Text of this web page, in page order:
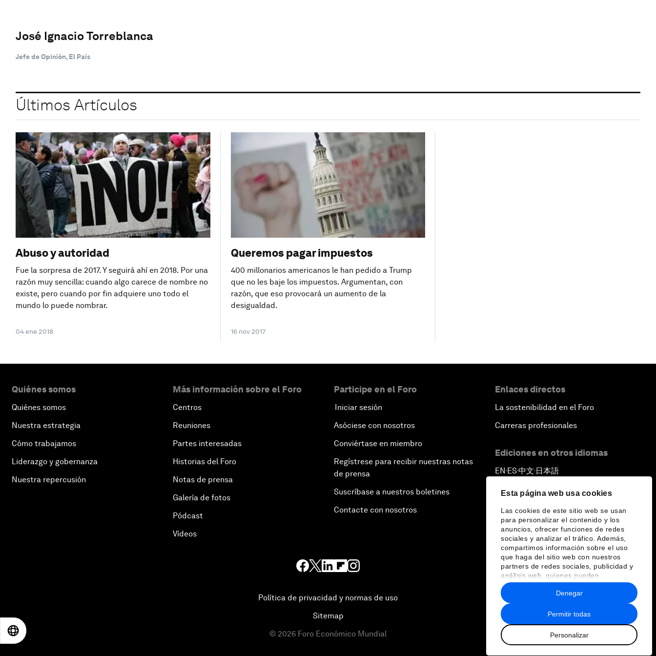
Esta página web usa cookies
Las cookies de este sitio web se usan
para personalizar el contenido y los
anuncios, ofrecer funciones de redes
sociales y analizar el tráfico. Además,
compartimos información sobre el uso
que haga del sitio web con nuestros
partners de redes sociales, publicidad y
análisis web, quienes pueden
combinarla con otra información que les
haya proporcionado o que hayan
recopilado a partir del uso que haya
hecho de sus servicios.
Permitir todas
Personalizar
Denegar
José Ignacio Torreblanca
Jefe de Opinión, El País
Últimos Artículos
Abuso y autoridad
Fue la sorpresa de 2017. Y seguirá ahí en 2018. Por una
razón muy sencilla: cuando algo carece de nombre no
existe, pero cuando por fin adquiere uno todo el
mundo lo puede nombrar.
04 ene 2018
Queremos pagar impuestos
400 millonarios americanos le han pedido a Trump
que no les baje los impuestos. Argumentan, con
razón, que eso provocará un aumento de la
desigualdad.
16 nov 2017
Quiénes somos
Quiénes somos
Nuestra estrategia
Cómo trabajamos
Liderazgo y gobernanza
Nuestra repercusión
Más información sobre el Foro
Centros
Reuniones
Partes interesadas
Historias del Foro
Notas de prensa
Galería de fotos
Pódcast
Vídeos
Participe en el Foro
Iniciar sesión
Asóciese con nosotros
Conviértase en miembro
Regístrese para recibir nuestras notas
de prensa
Suscríbase a nuestros boletines
Contacte con nosotros
Enlaces directos
La sostenibilidad en el Foro
Carreras profesionales
Ediciones en otros idiomas
EN ▪ES▪中文▪ 日本語
Política de privacidad y normas de uso
Sitemap
© 2026 Foro Económico Mundial